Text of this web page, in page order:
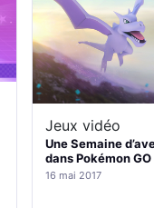
Jeux vidéo
Une Semaine
dans Pokémon GO
16 mai 2017